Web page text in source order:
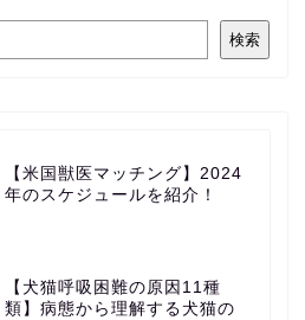
検索
【米国獣医マッチング】2024
年のスケジュールを紹介！
【犬猫呼吸困難の原因11種
類】病態から理解する犬猫の